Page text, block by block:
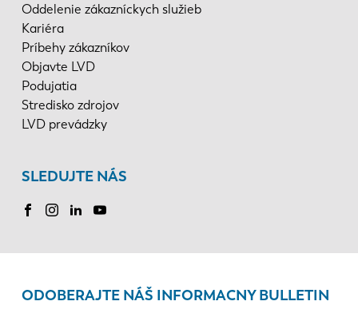
Oddelenie zákazníckych služieb
Kariéra
Príbehy zákazníkov
Objavte LVD
Podujatia
Stredisko zdrojov
LVD prevádzky
SLEDUJTE NÁS
ODOBERAJTE NÁŠ INFORMACNY BULLETIN